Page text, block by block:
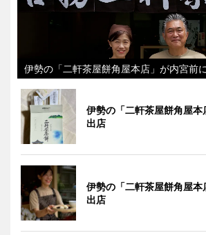
伊勢の「二軒茶屋餅角屋本店」が内宮前
伊勢の「二軒茶屋餅角屋
出店
伊勢の「二軒茶屋餅角屋
出店